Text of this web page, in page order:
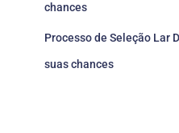
chances
Processo de Seleção Lar
suas chances